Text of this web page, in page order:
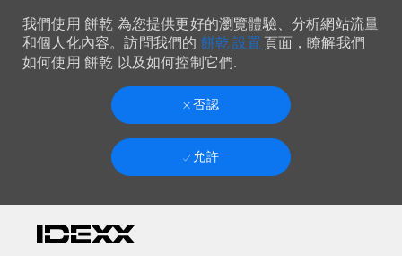
我們使用 餅乾 為您提供更好的瀏覽體驗、分析網站流量
和個人化內容。訪問我們的 餅乾 設置 頁面，瞭解我們
如何使用 餅乾 以及如何控制它們.
否認
允許